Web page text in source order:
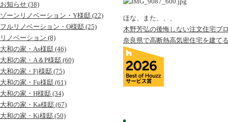
ほな、また、、、
木野芳弘の後悔しない注文住宅ブ
奈良県で高断熱高気密住宅を建て
お知らせ (38)
ゾーンリノベーション・Y様邸 (22)
フルリノベーション・O様邸 (25)
リノベーション (8)
大和の家・As様邸 (46)
大和の家・A＆P様邸 (60)
大和の家・Fj様邸 (75)
大和の家・Fu様邸 (61)
大和の家・H様邸 (34)
大和の家・Ka様邸 (67)
大和の家・Ki様邸 (50)